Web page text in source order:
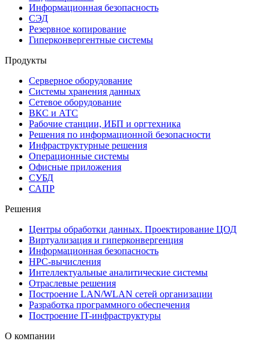
Информационная безопасность
СЭД
Резервное копирование
Гиперконвергентные системы
Продукты
Серверное оборудование
Системы хранения данных
Сетевое оборудование
ВКС и АТС
Рабочие станции, ИБП и оргтехника
Решения по информационной безопасности
Инфраструктурные решения
Операционные системы
Офисные приложения
СУБД
САПР
Решения
Центры обработки данных. Проектирование ЦОД
Виртуализация и гиперконвергенция
Информационная безопасность
HPC-вычисления
Интеллектуальные аналитические системы
Отраслевые решения
Построение LAN/WLAN сетей организации
Разработка программного обеспечения
Построение IT-инфраструктуры
О компании